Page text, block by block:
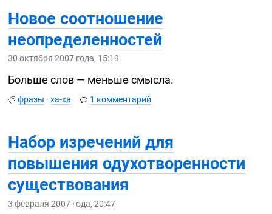
Новое соотношение
неопределенностей
30 октября 2007 года, 15:19
Больше слов — меньше смысла.
фразы ·ха-ха 1 комментарий
Набор изречений для
повышения одухотворенности
существования
3 февраля 2007 года, 20:47